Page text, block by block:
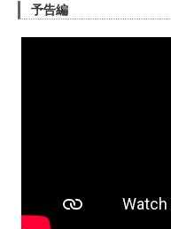
予告編